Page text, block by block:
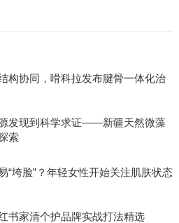
构协同，嗗科拉发布腱骨一体化治
发现到科学求证——新疆天然微藻
索
“垮脸”？年轻女性开始关注肌肤状态
书家清个护品牌实战打法精选